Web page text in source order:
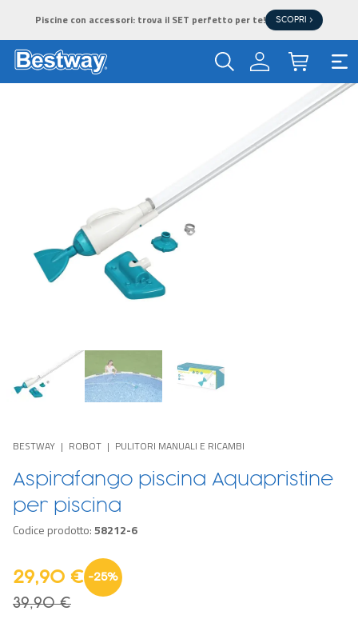
Piscine con accessori: trova il SET perfetto per te! SCOPRI >
BESTWAY ROBOT PULITORI MANUALI E RICAMBI
Aspirafango piscina Aquapristine
per piscina
Codice prodotto:58212-6
29,90 € -25%
39,90 €